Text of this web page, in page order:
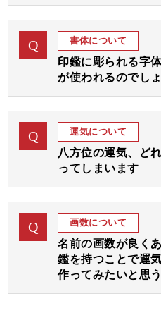
開運2本セット 実印・銀行印
認なし」にてすぐに
ご希望の期日をお教
て対応させていただ
A
おつくりいたします。
完成見本はメールや
承後ご印鑑をお彫り
お見本は通常は1～3
なお、休日や祝日を
すのでご了承ください
Q 書体について
印鑑に彫られる字
が使われるのでし
A
りました「篆書体 て
にして画数と運気を
（吉相体）」を使用
作り致します。
Q 運気について
八方位の運気、ど
ってしまいます
A
気を拝見して八方位
す。
その後、選んでいた
調してお入れいたし
Q 画数について
名前の画数が良く
鑑を持つことで運
作ってみたいと思